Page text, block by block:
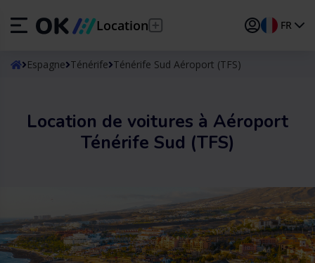
Location FR
ESEspañol
DE Deutsch
TRTürkçe
Espagne Ténérife Ténérife Sud Aéroport (TFS)
Location de voitures à Aéroport
Ténérife Sud (TFS)